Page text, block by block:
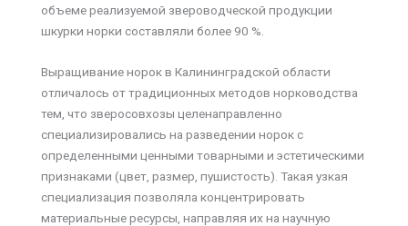
объеме реализуемой звероводческой продукции
шкурки норки составляли более 90 %.
Выращивание норок в Калининградской области
отличалось от традиционных методов норководства
тем, что зверосовхозы целенаправленно
специализировались на разведении норок с
определенными ценными товарными и эстетическими
признаками (цвет, размер, пушистость). Такая узкая
специализация позволяла концентрировать
материальные ресурсы, направляя их на научную